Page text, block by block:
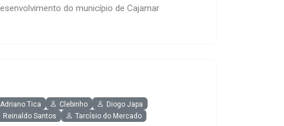
do município de Cajamar
Adriano Tica Clebinho
Diogo Japa
Reinaldo Santos
Tarcísio do Mercado